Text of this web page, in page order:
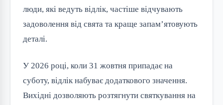
люди, які ведуть відлік, частіше відчувають
задоволення від свята та краще запам’ятовують
деталі.
У 2026 році, коли 31 жовтня припадає на
суботу, відлік набуває додаткового значення.
Вихідні дозволяють розтягнути святкування на